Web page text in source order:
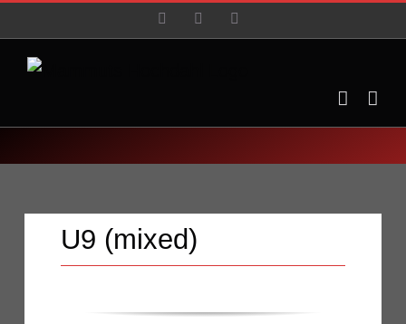
Inhalt
springen
FacebookYouTube
U9 (mixed)